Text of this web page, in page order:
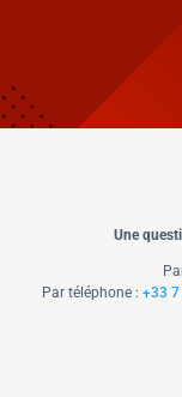
Une
Par téléphone : +33